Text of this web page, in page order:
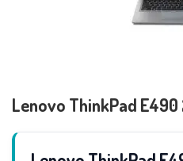
Lenovo ThinkPad E490